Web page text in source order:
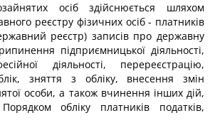
осіб здійснюється шляхом
реєстру фізичних осіб - платників
реєстр) записів про державну
підприємницької діяльності,
діяльності, перереєстрацію,
зняття з обліку, внесення змін
особи, а також вчинення інших дій,
обліку платників податків,